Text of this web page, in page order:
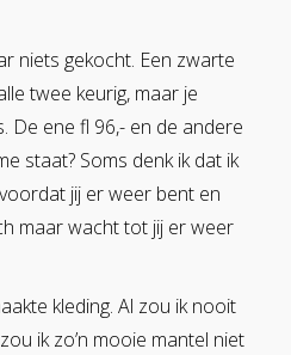
niets gekocht. Een zwarte
twee keurig, maar je
De ene fl 96,- en de andere
staat? Soms denk ik dat ik
jij er weer bent en
maar wacht tot jij er weer
kleding. Al zou ik nooit
ik zo’n mooie mantel niet